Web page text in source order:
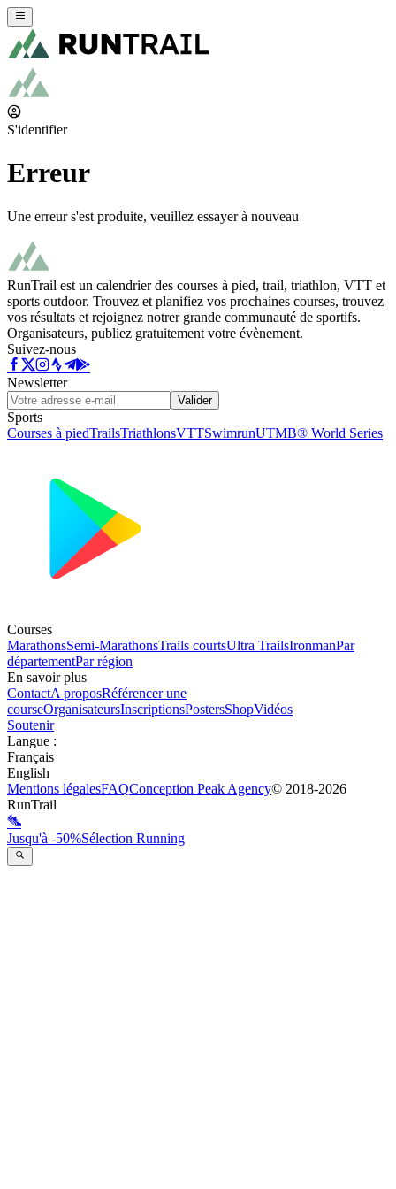
S'identifier
Erreur
Une erreur s'est produite, veuillez essayer à nouveau
RunTrail est un calendrier des courses à pied, trail, triathlon, VTT et
sports outdoor. Trouvez et planifiez vos prochaines courses, trouvez
vos résultats et rejoignez notrer grande communauté de sportifs.
Organisateurs, publiez gratuitement votre évènement.
Suivez-nous
Newsletter
Valider
Sports
Courses à piedTrailsTriathlonsVTTSwimrunUTMB® World Series
Courses
MarathonsSemi-MarathonsTrails courtsUltra TrailsIronmanPar
départementPar région
En savoir plus
ContactA proposRéférencer une
courseOrganisateursInscriptionsPostersShopVidéos
Soutenir
Langue :
Français
English
Mentions légalesFAQConception Peak Agency© 2018-2026
RunTrail
Jusqu'à -50%Sélection Running